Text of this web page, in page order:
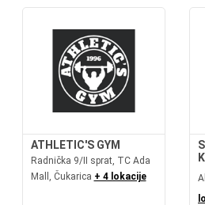
ATHLETIC'S GYM
Radnička 9/II sprat, TC Ada
Mall, Čukarica + 4 lokacije